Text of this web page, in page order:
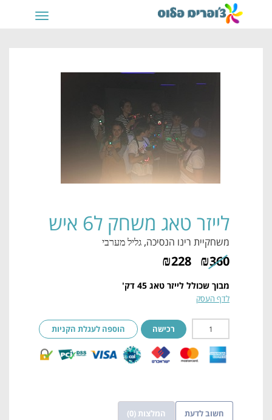
תפריט
לייזר טאג משחק ל6 איש
משחקיית רינו הנסיכה, גליל מערבי
₪360
₪228
מבוך שכולל לייזר טאג 45 דק'
לדף העסק
רכישה הוספה לעגלת הקניות
חשוב לדעת המלצות (0)